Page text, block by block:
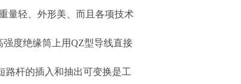
量轻、外形美、而且各项技术
度绝缘筒上用QZ型导线直接
杆的插入和抽出可变换是工